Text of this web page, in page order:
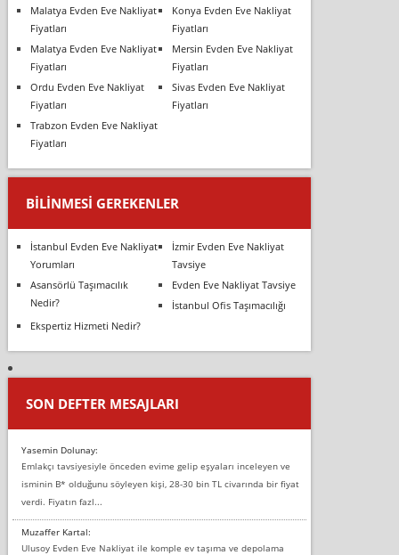
Malatya Evden Eve Nakliyat
Fiyatları
Konya Evden Eve Nakliyat
Fiyatları
Malatya Evden Eve Nakliyat
Fiyatları
Mersin Evden Eve Nakliyat
Fiyatları
Ordu Evden Eve Nakliyat
Fiyatları
Sivas Evden Eve Nakliyat
Fiyatları
Trabzon Evden Eve Nakliyat
Fiyatları
BILINMESI GEREKENLER
İstanbul Evden Eve Nakliyat
Yorumları
İzmir Evden Eve Nakliyat
Tavsiye
Asansörlü Taşımacılık
Nedir?
Evden Eve Nakliyat Tavsiye
İstanbul Ofis Taşımacılığı
Ekspertiz Hizmeti Nedir?
SON DEFTER MESAJLARI
Yasemin Dolunay:
Emlakçı tavsiyesiyle önceden evime gelip eşyaları inceleyen ve
isminin B* olduğunu söyleyen kişi, 28-30 bin TL civarında bir fiyat
verdi. Fiyatın fazl...
Muzaffer Kartal:
Ulusoy Evden Eve Nakliyat ile komple ev taşıma ve depolama